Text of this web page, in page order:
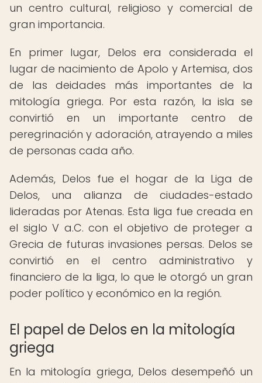
un centro cultural, religioso y comercial de
gran importancia.
En primer lugar, Delos era considerada el
lugar de nacimiento de Apolo y Artemisa, dos
de las deidades más importantes de la
mitología griega. Por esta razón, la isla se
convirtió en un importante centro de
peregrinación y adoración, atrayendo a miles
de personas cada año.
Además, Delos fue el hogar de la Liga de
Delos, una alianza de ciudades-estado
lideradas por Atenas. Esta liga fue creada en
el siglo V a.C. con el objetivo de proteger a
Grecia de futuras invasiones persas. Delos se
convirtió en el centro administrativo y
financiero de la liga, lo que le otorgó un gran
poder político y económico en la región.
El papel de Delos en la mitología
griega
En la mitología griega, Delos desempeñó un